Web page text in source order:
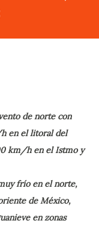
de norte con
en el litoral del
km/h en el Istmo y
frío en el norte,
de México,
en zonas